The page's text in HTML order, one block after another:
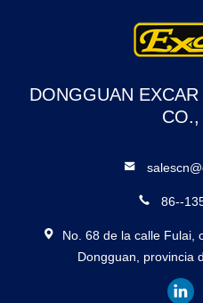
DONGGUAN
CO.,
86--
No. 68 de la calle Fulai,
Dongguan, provincia